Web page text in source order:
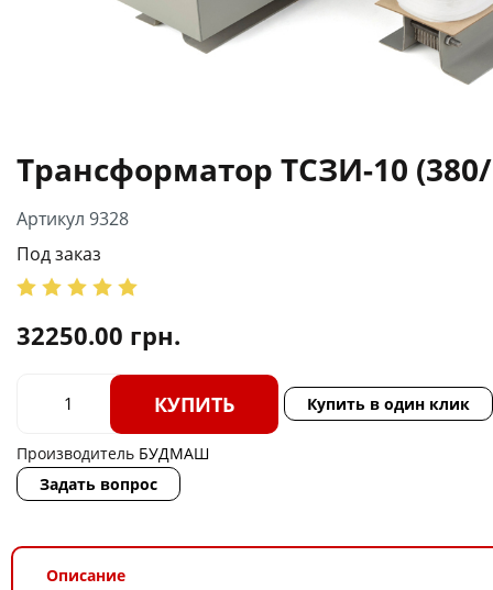
Трансформатор ТСЗИ-10
Артикул 9328
Под заказ
32250.00 грн.
КУПИТЬ Купить в один клик
Производитель БУДМАШ
Задать вопрос
Описание